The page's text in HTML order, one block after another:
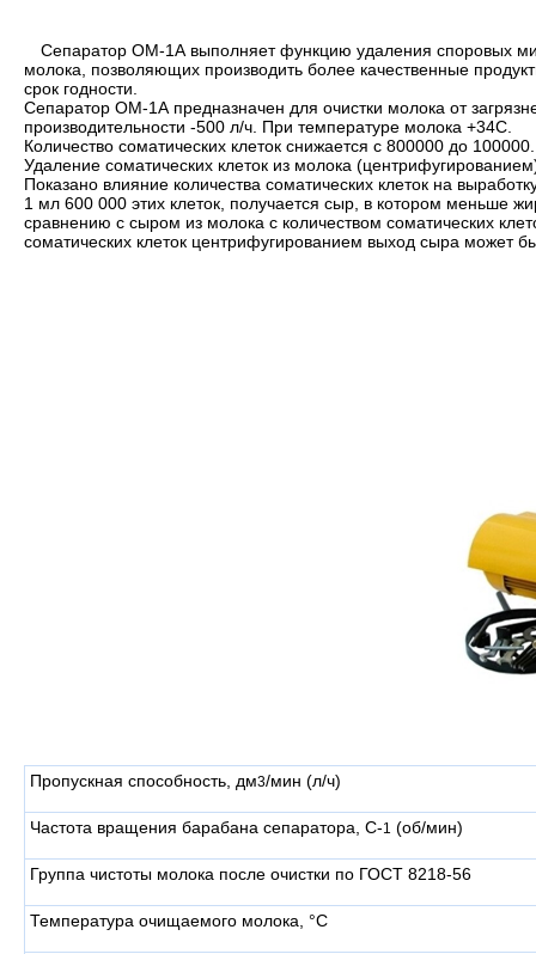
Сепаратор ОМ-1А выполняет функцию удаления споровых
молока, позволяющих производить более качественные
срок годности.
Сепаратор ОМ-1А предназначен для очистки молока от
производительности -500 л/ч. При температуре молока +34С.
Количество соматических клеток снижается с 800000 до 100000.
Удаление соматических клеток из молока
Показано влияние количества соматических клеток на
1 мл 600 000 этих клеток, получается сыр, в котором меньше
сравнению с сыром из молока с количеством соматических
соматических клеток центрифугированием выход сыра может
Пропускная способность, дм3/мин (л/ч)
Частота вращения барабана сепаратора, С-1 (об/мин)
Группа чистоты молока после очист­ки по ГОСТ 8218-56
Температура очищаемого молока, °С